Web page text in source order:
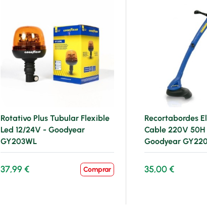
Rotativo Plus Tubular Flexible
Led 12/24V - Goodyear
GY203WL
37,99 € Comprar
Recortabordes
Cable 220V 50H
Goodyear
35,00 €